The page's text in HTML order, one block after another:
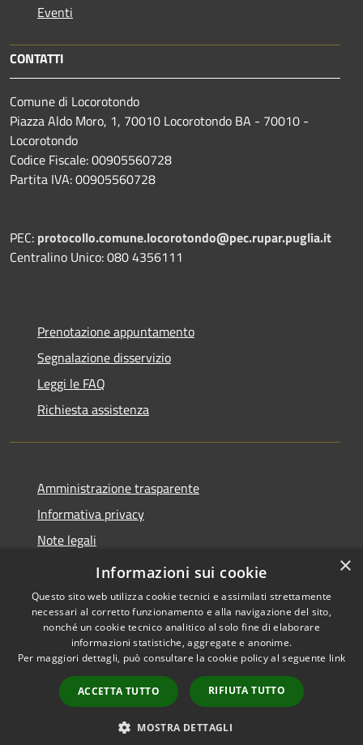
Eventi
CONTATTI
Comune di Locorotondo
Piazza Aldo Moro, 1, 70010 Locorotondo BA - 70010 -
Locorotondo
Codice Fiscale: 00905560728
Partita IVA: 00905560728
PEC: protocollo.comune.locorotondo@pec.rupar.puglia.it
Centralino Unico: 080 4356111
Prenotazione appuntamento
Segnalazione disservizio
Leggi le FAQ
Richiesta assistenza
Amministrazione trasparente
Informativa privacy
Note legali
Dichiarazione di accessibilità
Accessibilità
Copyright © 2026 • Comune di
Locorotondo • Powered by
Municipium•
Accesso
redazione
×
Informazioni sui cookie
Questo sito web utilizza cookie tecnici e assimilati strettamente
necessari al corretto funzionamento e alla navigazione del sito,
nonché un cookie tecnico analitico al solo fine di elaborare
informazioni statistiche, aggregate e anonime.
Per maggiori dettagli, può consultare la cookie policy al seguente link
ACCETTA TUTTO RIFIUTA TUTTO
MOSTRA DETTAGLI